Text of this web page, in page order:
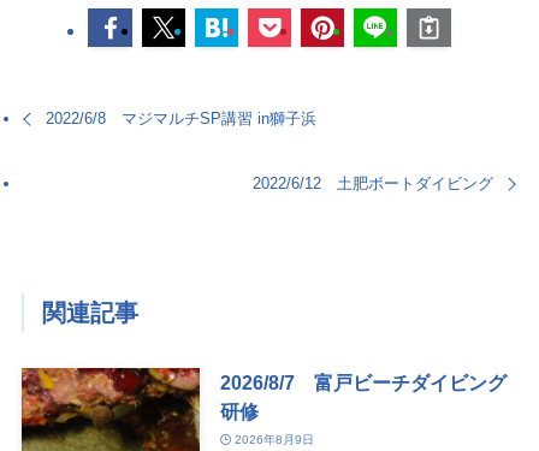
2022/6/8 マジマルチSP講習 in獅子浜
2022/6/12 土肥ボートダイビング
関連記事
2026/8/7 富戸ビーチダイビング
研修
2026年8月9日